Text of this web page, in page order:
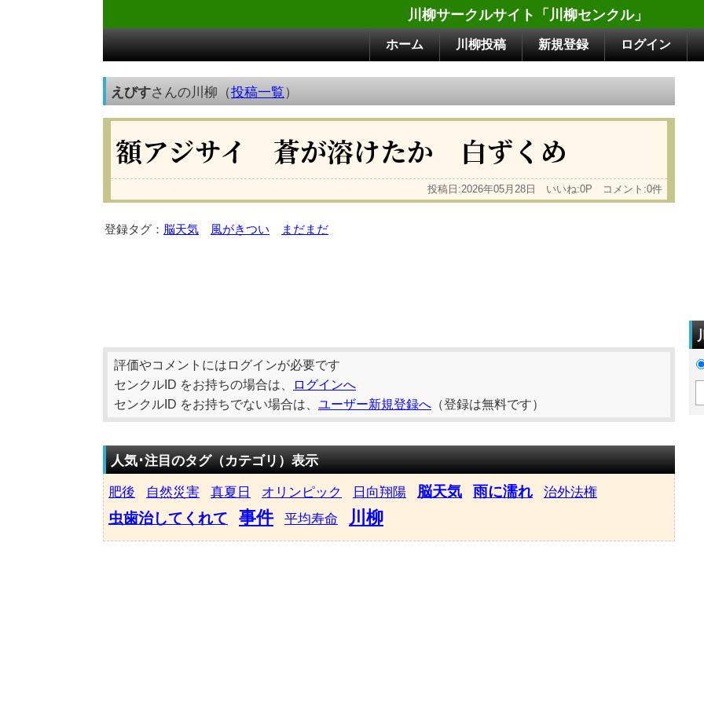
川柳サークルサイト「川柳センクル」
ホーム 川柳投稿 新規登録 ログイン
えびすさんの川柳（投稿一覧）
額アジサイ 蒼が溶けたか 白ずくめ
投稿日:2026年05月28日 いいね:0P コメント:0件
登録タグ： 脳天気 風がきつい まだまだ
評価やコメントにはログインが必要です
センクルID をお持ちの場合は、
ログインへ
センクルID をお持ちでない場合は、 ユーザー新規登録へ （登録は無料です）
人気･注目のタグ（カテゴリ）表示
肥後
自然災害 真夏日 オリンピック 日向翔陽 脳天気 雨に濡れ 治外法権
虫歯治してくれて 事件 平均寿命 川柳